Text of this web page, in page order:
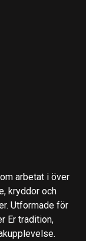
arbetat i över
kryddor och
Utformade för
Er tradition,